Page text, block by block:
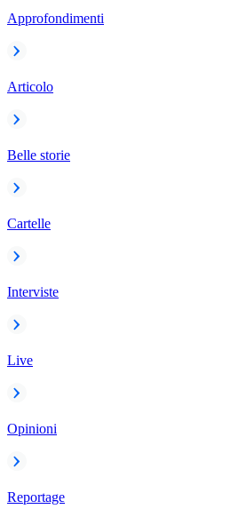
Approfondimenti
Articolo
Belle storie
Cartelle
Interviste
Live
Opinioni
Reportage